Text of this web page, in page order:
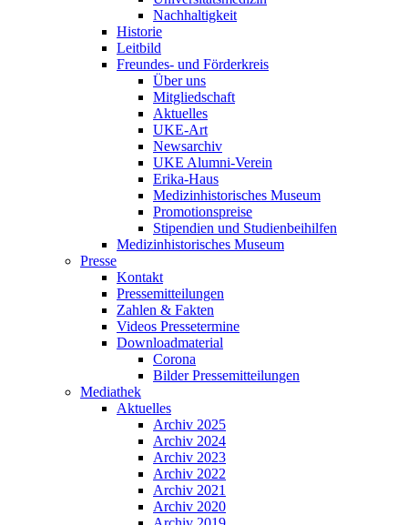
Nachhaltigkeit
Historie
Leitbild
Freundes- und Förderkreis
Über uns
Mitgliedschaft
Aktuelles
UKE-Art
Newsarchiv
UKE Alumni-Verein
Erika-Haus
Medizinhistorisches Museum
Promotionspreise
Stipendien und Studienbeihilfen
Medizinhistorisches Museum
Presse
Kontakt
Pressemitteilungen
Zahlen & Fakten
Videos Pressetermine
Downloadmaterial
Corona
Bilder Pressemitteilungen
Mediathek
Aktuelles
Archiv 2025
Archiv 2024
Archiv 2023
Archiv 2022
Archiv 2021
Archiv 2020